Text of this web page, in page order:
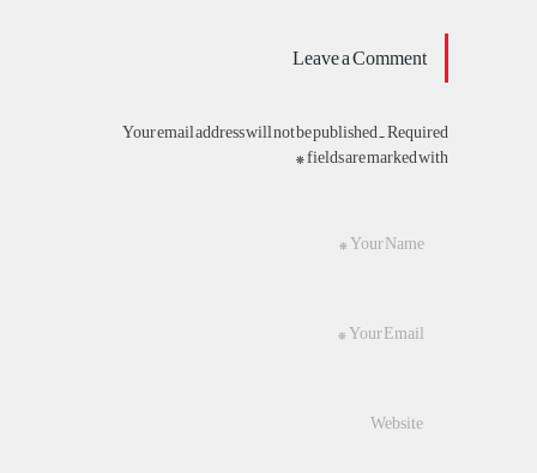
Leave a Comment
Your email address will not be published. Required
fields are marked with *